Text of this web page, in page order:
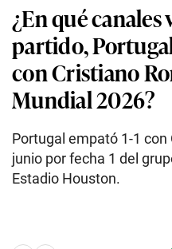
¿En qué
partido, Portugal
con Cristiano
Mundial 2026?
Portugal empató 1-1
junio por fecha 1 del
Estadio Houston.